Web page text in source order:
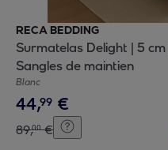
RECA BEDDING
Surmatelas Delight | 5
Sangles de maintien
Blanc
44,99 €
89,00 €